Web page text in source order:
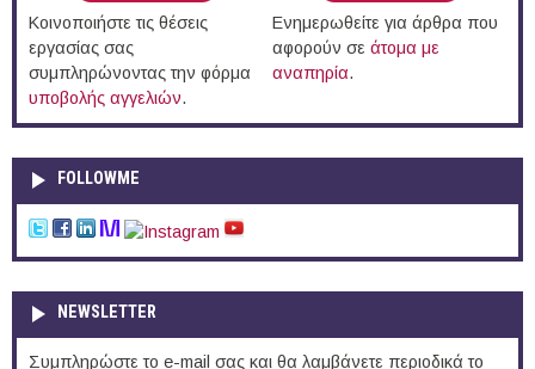
Κοινοποιήστε τις θέσεις
εργασίας σας
συμπληρώνοντας την φόρμα
υποβολής αγγελιών.
Ενημερωθείτε για άρθρα που
αφορούν σε άτομα με
αναπηρία.
FOLLOWME
NEWSLETTER
Συμπληρώστε το e-mail σας και θα λαμβάνετε περιοδικά το